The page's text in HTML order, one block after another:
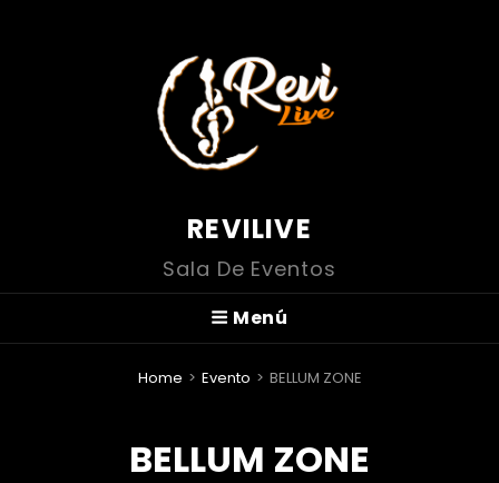
REVILIVE
Sala De Eventos
Menú
Home > Evento > BELLUM ZONE
BELLUM ZONE